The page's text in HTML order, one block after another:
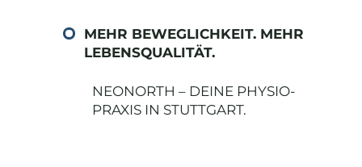
MEHR BEWEGLICHKEIT. MEHR
LEBENSQUALITÄT.
NEONORTH – DEINE PHYSIO-
PRAXIS IN STUTTGART.